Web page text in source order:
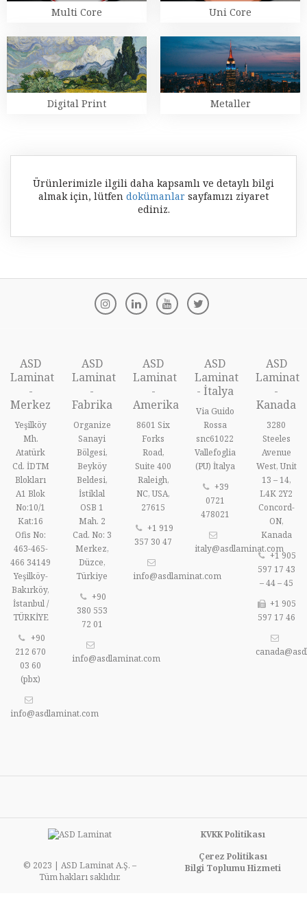
Multi Core Uni Core
Digital Print Metaller
Ürünlerimizle ilgili daha kapsamlı ve detaylı bilgi
almak için, lütfen dokümanlar sayfamızı ziyaret
ediniz.
ASD
Laminat
-
Merkez
Yeşilköy
Mh.
Atatürk
Cd. İDTM
Blokları
A1 Blok
No:10/1
Kat:16
Ofis No:
463-465-
466 34149
Yeşilköy-
Bakırköy,
İstanbul /
TÜRKİYE
+90
212 670
03 60
(pbx)
info@asdlaminat.com
ASD
Laminat
-
Fabrika
Organize
Sanayi
Bölgesi,
Beyköy
Beldesi,
İstiklal
OSB 1
Mah. 2
Cad. No: 3
Merkez,
Düzce,
Türkiye
+90
380 553
72 01
info@asdlaminat.com
ASD
Laminat
-
Amerika
8601 Six
Forks
Road,
Suite 400
Raleigh,
NC, USA,
27615
+1 919
357 30 47
info@asdlaminat.com
ASD
Laminat
- İtalya
Via Guido
Rossa
snc61022
Vallefoglia
(PU) İtalya
+39
0721
478021
italy@asdlaminat.com
ASD
Laminat
-
Kanada
3280
Steeles
Avenue
West, Unit
13 – 14,
L4K 2Y2
Concord-
ON,
Kanada
+1 905
597 17 43
– 44 – 45
+1 905
597 17 46
© 2023 | ASD Laminat A.Ş. –
Tüm hakları saklıdır.
KVKK Politikası
Çerez Politikası
Bilgi Toplumu Hizmeti